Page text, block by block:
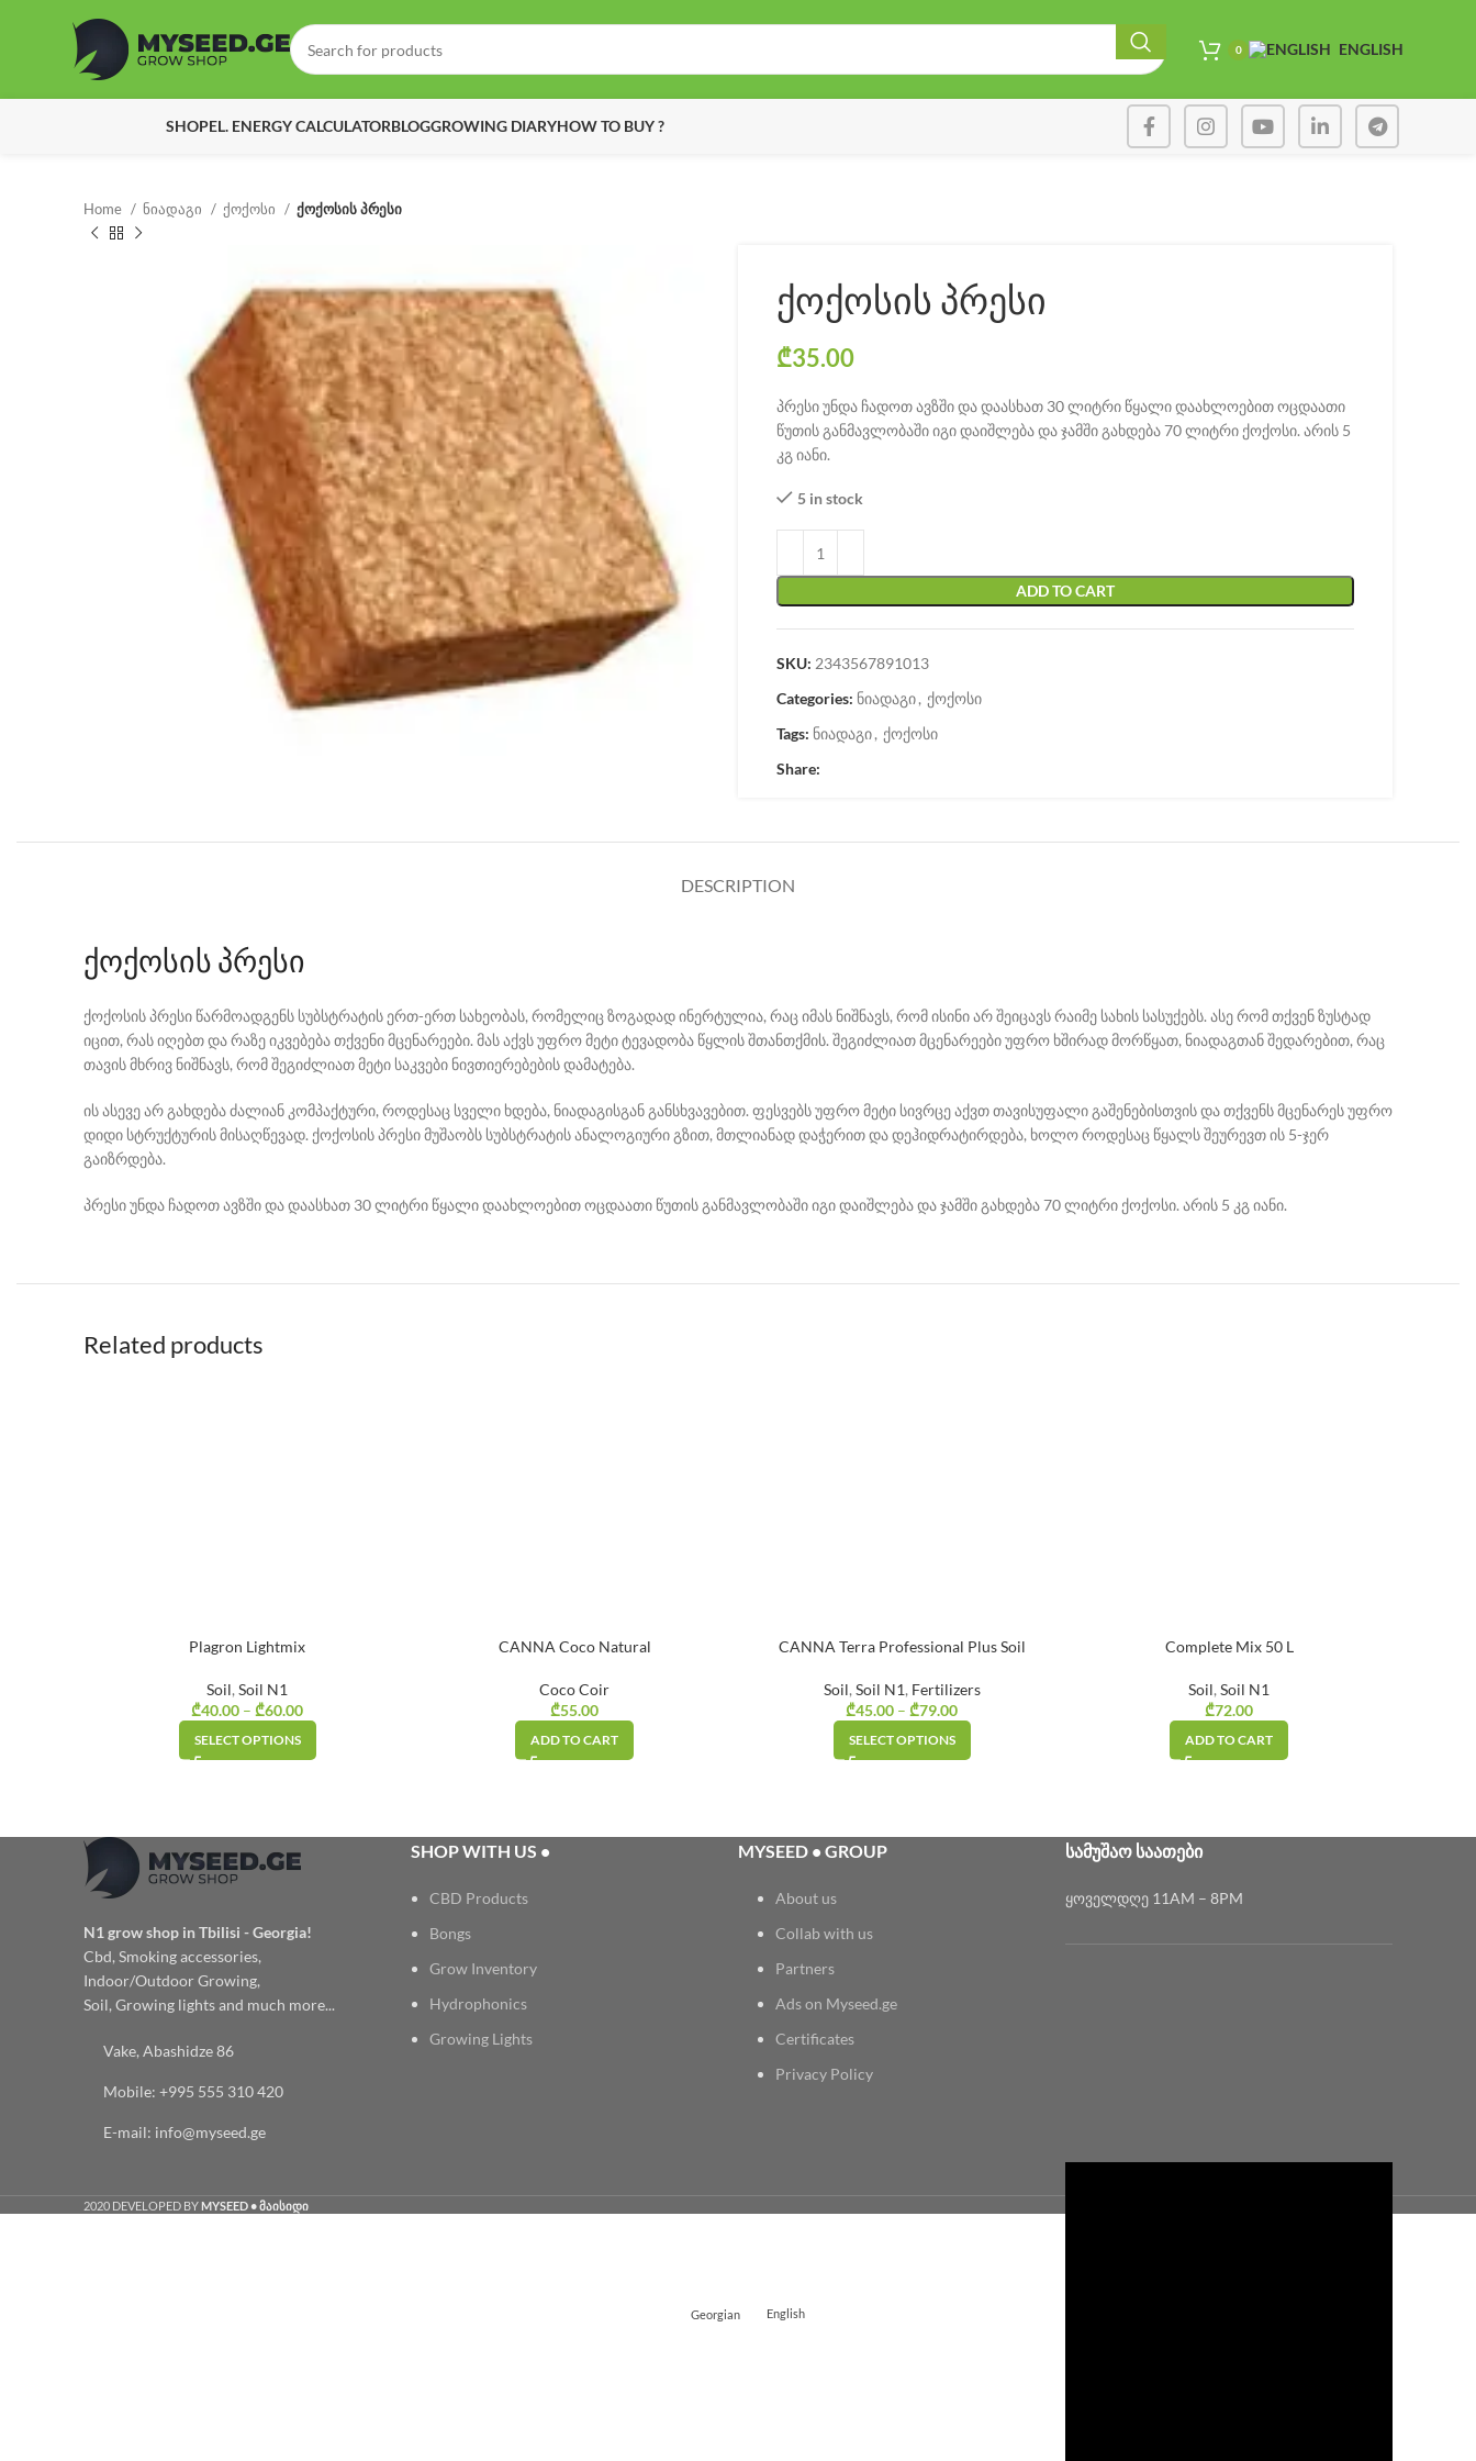
0 ENGLISH
SHOPEL. ENERGY CALCULATORBLOGGROWING DIARYHOW TO BUY ?
Home ნიადაგი ქოქოსი ქოქოსის პრესი
ქოქოსის პრესი
₾35.00
პრესი უნდა ჩადოთ ავზში და დაასხათ 30 ლიტრი წყალი დაახლოებით ოცდაათი
წუთის განმავლობაში იგი დაიშლება და ჯამში გახდება 70 ლიტრი ქოქოსი. არის 5
კგ იანი.
5 in stock
ADD TO CART
SKU: 2343567891013
Categories: ნიადაგი, ქოქოსი
Tags: ნიადაგი, ქოქოსი
Share:
DESCRIPTION
ქოქოსის პრესი
ქოქოსის პრესი წარმოადგენს სუბსტრატის ერთ-ერთ სახეობას, რომელიც ზოგადად ინერტულია, რაც იმას ნიშნავს, რომ ისინი არ შეიცავს რაიმე სახის სასუქებს. ასე რომ თქვენ ზუსტად
იცით, რას იღებთ და რაზე იკვებება თქვენი მცენარეები. მას აქვს უფრო მეტი ტევადობა წყლის შთანთქმის. შეგიძლიათ მცენარეები უფრო ხშირად მორწყათ, ნიადაგთან შედარებით, რაც
თავის მხრივ ნიშნავს, რომ შეგიძლიათ მეტი საკვები ნივთიერებების დამატება.
ის ასევე არ გახდება ძალიან კომპაქტური, როდესაც სველი ხდება, ნიადაგისგან განსხვავებით. ფესვებს უფრო მეტი სივრცე აქვთ თავისუფალი გაშენებისთვის და თქვენს მცენარეს უფრო
დიდი სტრუქტურის მისაღწევად. ქოქოსის პრესი მუშაობს სუბსტრატის ანალოგიური გზით, მთლიანად დაჭერით და დეჰიდრატირდება, ხოლო როდესაც წყალს შეურევთ ის 5-ჯერ
გაიზრდება.
პრესი უნდა ჩადოთ ავზში და დაასხათ 30 ლიტრი წყალი დაახლოებით ოცდაათი წუთის განმავლობაში იგი დაიშლება და ჯამში გახდება 70 ლიტრი ქოქოსი. არის 5 კგ იანი.
Related products
Plagron Lightmix
Soil, Soil N1
₾40.00 – ₾60.00
₾40.00 through
SELECT OPTIONS
CANNA Coco Natural
Coco Coir
₾55.00
ADD TO CART
CANNA Terra Professional Plus Soil
Soil, Soil N1, Fertilizers
₾45.00 – ₾79.00
₾45.00 through
SELECT OPTIONS
Complete Mix 50 L
Soil, Soil N1
₾72.00
ADD TO CART
N1 grow shop in Tbilisi - Georgia!
Cbd, Smoking accessories,
Indoor/Outdoor Growing,
Soil, Growing lights and much more...
Vake, Abashidze 86
Mobile: +995 555 310 420
E-mail: info@myseed.ge
SHOP WITH US •
CBD Products
Bongs
Grow Inventory
Hydrophonics
Growing Lights
MYSEED • GROUP
About us
Collab with us
Partners
Ads on Myseed.ge
Certificates
Privacy Policy
ᲡᲐᲛᲣᲨᲐᲝ ᲡᲐᲐᲗᲔᲑᲘ
ყოველდღე 11AM – 8PM
2020 DEVELOPED BYMYSEED • მაისიდი
Georgian English